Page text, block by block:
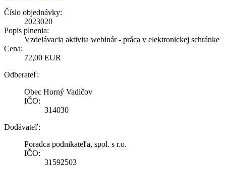
Číslo objednávky:
2023020
Popis plnenia:
Vzdelávacia aktivita webinár - práca v elektronickej schránke
Cena:
72,00 EUR
Odberateľ:
Obec Horný Vadičov
IČO:
314030
Dodávateľ:
Poradca podnikateľa, spol. s r.o.
IČO:
31592503